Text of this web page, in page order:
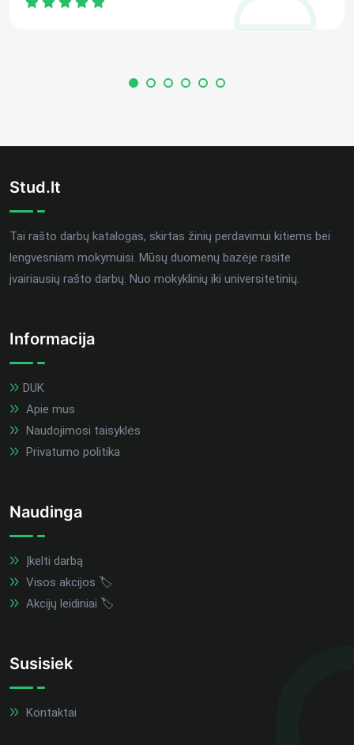
Stud.lt
Tai rašto darbų katalogas, skirtas žinių perdavimui kitiems bei
lengvesniam mokymuisi. Mūsų duomenų bazėje rasite
įvairiausių rašto darbų. Nuo mokyklinių iki universitetinių.
Informacija
DUK
Apie mus
Naudojimosi taisyklės
Privatumo politika
Naudinga
Įkelti darbą
Visos akcijos 🏷️
Akcijų leidiniai 🏷️
Susisiek
Kontaktai